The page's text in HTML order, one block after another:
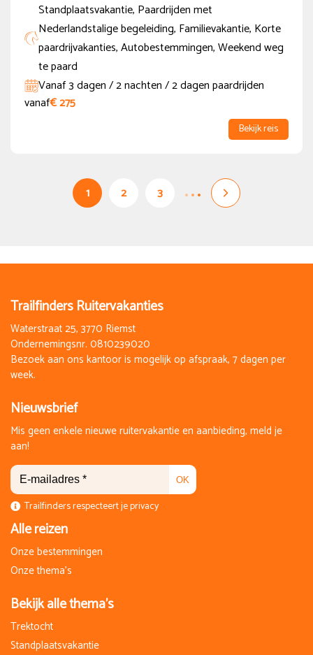
Standplaatsvakantie, Paardrijden met
Nederlandstalige begeleiding, Familievakantie, Korte
paardrijvakanties, Autobestemmingen, Weekend weg
te paard
Vanaf 3 dagen / 2 nachten / 2 dagen paardrijden
vanaf€ 275
Bekijk reis
1 2 3
Trailfinders Ruitervakanties
Waterstraat 25, 3770 Riemst
Ondernemingsnr. 0810239020
Bezoek aan ons kantoor is mogelijk op afspraak, 7 dagen per
week.
Nieuwsbrief
Mis geen enkele nieuwe ruitervakantie en aanbieding, meld je
aan!
OK
Trailfinders respecteert je privacy
Alle reizen
Onze bestemmingen
Onze thema's
Bekijk alle thema's
Trektocht
Standplaatsvakantie